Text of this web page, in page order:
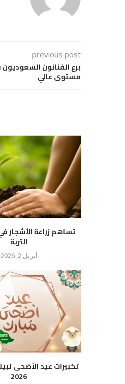
previous post
برع الفنانون
مستوى عالي
تساهم زراعة الأشجار
التربة
أبريل 2, 2026
تكبيرات عيد الأضحى
2026